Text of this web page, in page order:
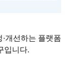
개선하는 플랫폼
입니다.